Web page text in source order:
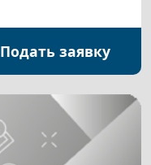
Подать заявку